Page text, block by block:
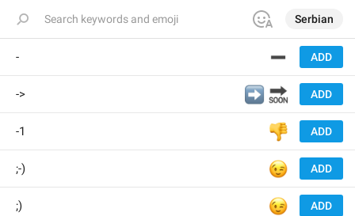
Serbian
ADD
➖
-
ADD
➡️
🔜
->
ADD
👎
-1
ADD
😉
;-)
ADD
😉
;)